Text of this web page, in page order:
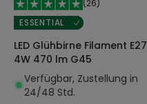
(26)
ESSENTIAL
LED Glühbirne Filament E27
4W 470 lm G45
Verfügbar, Zustellung in
24/48 Std.